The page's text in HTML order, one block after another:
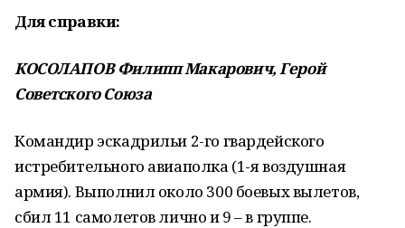
Для справки:
КОСОЛАПОВ Филипп Макарович, Герой
Советского Союза
Командир эскадрильи 2-го гвардейского
истребительного авиаполка (1-я воздушная
армия). Выполнил около 300 боевых вылетов,
сбил 11 самолетов лично и 9 – в группе.